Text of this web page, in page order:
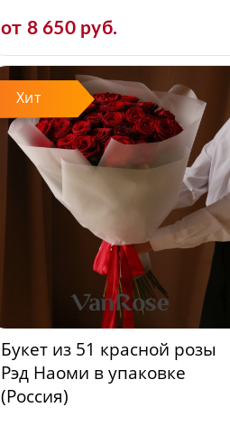
от 8 650 руб.
Хит
Букет из 51 красной розы
Рэд Наоми в упаковке
(Россия)